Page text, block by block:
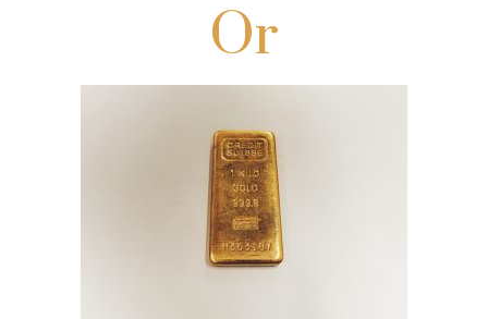
Or